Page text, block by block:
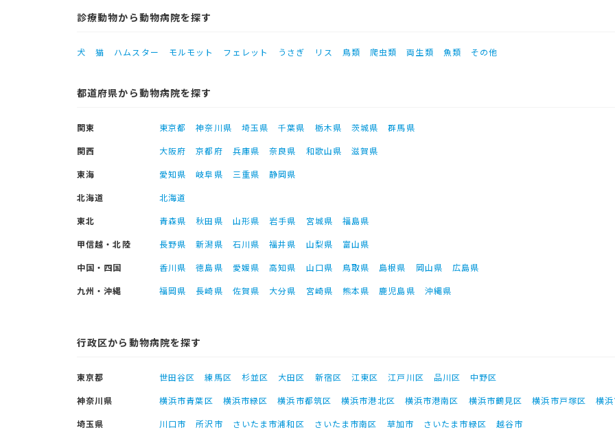
診療動物から動物病院を探す
犬 猫 ハムスター モルモット フェレット うさぎ リス 鳥類 爬虫類 両生類 魚類 その他
都道府県から動物病院を探す
関東 東京都 神奈川県 埼玉県 千葉県 栃木県 茨城県
群馬県
関西
大阪府 京都府 兵庫県 奈良県 和歌山県
滋賀県
東海
愛知県 岐阜県 三重県
静岡県
北海道
北海道
東北
青森県 秋田県 山形県 岩手県 宮城県
福島県
甲信越・北陸
長野県 新潟県 石川県 福井県 山梨県
富山県
中国・四国
香川県 徳島県 愛媛県 高知県 山口県 鳥取県 島根県 岡山県
広島県
九州・沖縄
福岡県 長崎県 佐賀県 大分県 宮崎県 熊本県 鹿児島県 沖縄県
行政区から動物病院を探す
東京都 世田谷区 練馬区 杉並区 大田区 新宿区 江東区 江戸川区 品川区
中野区
神奈川県
横浜市青葉区 横浜市緑区 横浜市都筑区 横浜市港北区 横浜市港南区 横浜市鶴見区 横浜市戸塚区
横
埼玉県
川口市 所沢市 さいたま市浦和区 さいたま市南区 草加市 さいたま市緑区
越谷市